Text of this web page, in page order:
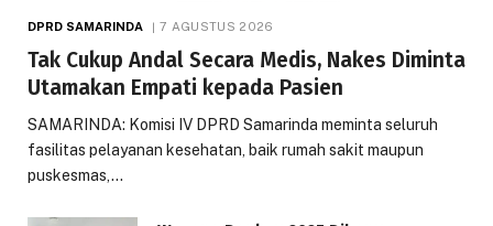
DPRD SAMARINDA 7 AGUSTUS 2026
Tak Cukup Andal Secara Medis, Nakes Diminta
Utamakan Empati kepada Pasien
SAMARINDA: Komisi IV DPRD Samarinda meminta seluruh
fasilitas pelayanan kesehatan, baik rumah sakit maupun
puskesmas,…